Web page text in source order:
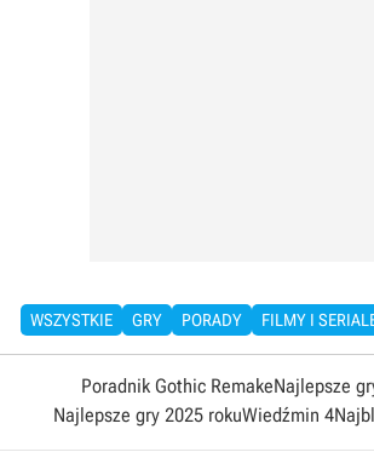
WSZYSTKIE GRY PORADY FILMY I
Poradnik Gothic RemakeNajlepsze
Najlepsze gry 2025 rokuWiedźmin 4